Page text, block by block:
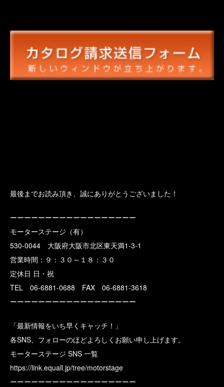
最後までお読み頂き、誠にありがとうございました！
ーーーーーーーーーーーーーーーーーー
モーターステージ（有）
530-0044 大阪府大阪市北区東天満1-3-1
営業時間：９：３０～１８：３０
定休日 日・祝
TEL 06-6881-0688 FAX 06-6881-3618
ーーーーーーーーーーーーーーーーーー
「最新情報をいち早くキャッチ！」
各SNS、フォローのほどよろしくお願い申し上げます。
モーターステージ SNS 一覧
https://link.equall.jp/tree/motorstage
ーーーーーーーーーーーーーーーーーー